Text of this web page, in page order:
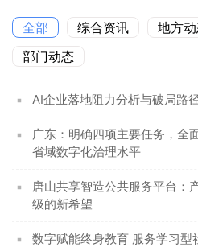
全部 综合资讯
地方
部门动态
AI企业落地阻力分析与破局路
广东：明确四项主要任务，全
省域数字化治理水平
唐山共享智造公共服务平台：
级的新希望
数字赋能终身教育 服务学习型